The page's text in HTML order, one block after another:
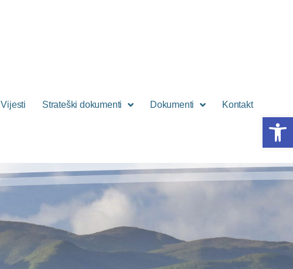
Vijesti Strateški dokumenti Dokumenti Kontakt